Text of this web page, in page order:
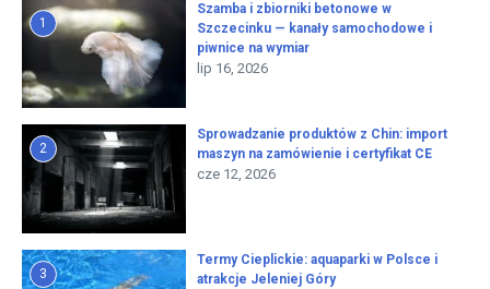
1
Szamba i zbiorniki betonowe w
Szczecinku — kanały samochodowe i
piwnice na wymiar
lip 16, 2026
2
Sprowadzanie produktów z Chin: import
maszyn na zamówienie i certyfikat CE
cze 12, 2026
3
Termy Cieplickie: aquaparki w Polsce i
atrakcje Jeleniej Góry